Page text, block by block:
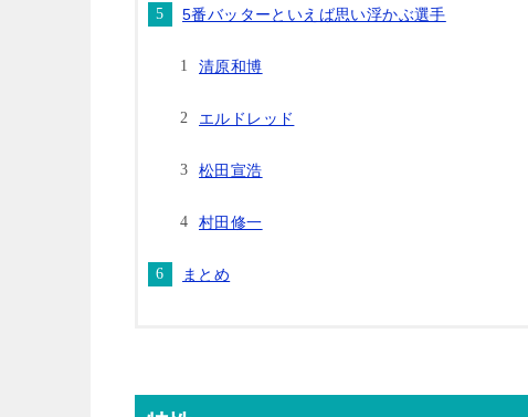
5番バッターといえば思い浮かぶ選手
清原和博
エルドレッド
松田宣浩
村田修一
まとめ